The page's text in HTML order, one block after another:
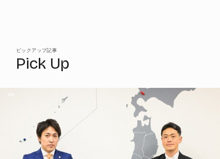
ピックアップ記事
Pick Up
PR